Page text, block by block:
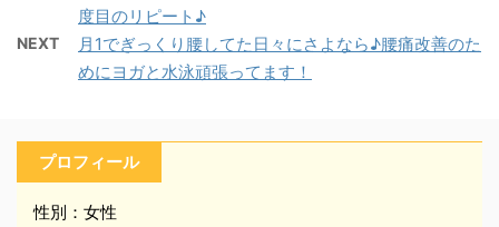
度目のリピート♪
NEXT
月1でぎっくり腰してた日々にさよなら♪腰痛改善のた
めにヨガと水泳頑張ってます！
プロフィール
性別：女性